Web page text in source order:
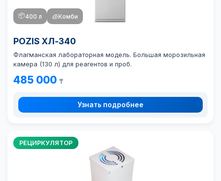
📦400 л 🧊Комби
POZIS ХЛ-340
Флагманская лабораторная модель. Большая морозильная
камера (130 л) для реагентов и проб.
485 000 ₸
Узнать подробнее
РЕЦИРКУЛЯТОР